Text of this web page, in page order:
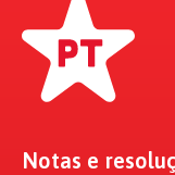
Notas e